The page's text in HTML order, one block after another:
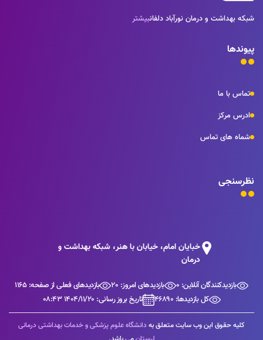
شبکه بهداشت و درمان نورآباد دلفانبیشتر
پیوندها
تماس با ما
ادرس مرکز
شماه های تماس
نظرسنجی
خبایان امام، خیابان با هنر، شبکه بهداشت و
درمان
بازدیدکنندگان آنلاین: 0 بازدیدهای امروز: 20
بازدیدهای فعلی از صفحه: 1165
کل بازدیدها: 46890
تاریخ بروز رسانی: 1404/11/20 08:43
کلیه حقوق این وب سایت متعلق به دانشگاه علوم پزشکی و خدمات بهداشتی درمانی